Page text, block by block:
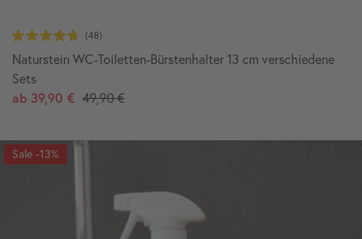
Naturstein WC-Toiletten-Bürstenhalter 13 cm verschiedene
Sets
ab 39,90 € 49,90 €
-13%